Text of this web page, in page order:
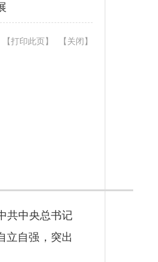
【打印此页】 【关闭】
共中央总书记
立自强，突出